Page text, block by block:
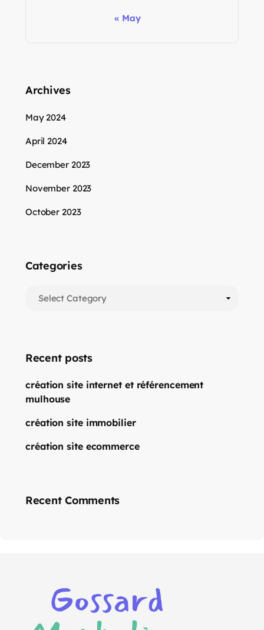
« May
Archives
May 2024
April 2024
December 2023
November 2023
October 2023
Categories
Recent posts
création site internet et référencement
mulhouse
création site immobilier
création site ecommerce
Recent Comments